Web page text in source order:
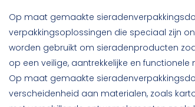
Op maat gemaakte
verpakkingsoplossingen die speciaal zijn
worden gebruikt om sieradenproducten
op een veilige, aantrekkelijke en
Op maat gemaakte
verscheidenheid aan materialen, zoals